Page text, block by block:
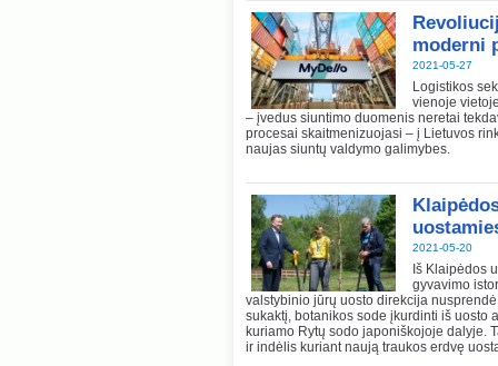
moderni
2021-05-27
Logistikos
vienoje
– įvedus siuntimo duomenis neretai
procesai skaitmenizuojasi – į Lietuvos
naujas siuntų valdymo galimybes.
2021-05-20
Iš Klaipėdos
gyvavimo
valstybinio jūrų uosto direkcija
sukaktį, botanikos sode įkurdinti iš uosto
kuriamo Rytų sodo japoniškojoje dalyje.
ir indėlis kuriant naują traukos erdvę